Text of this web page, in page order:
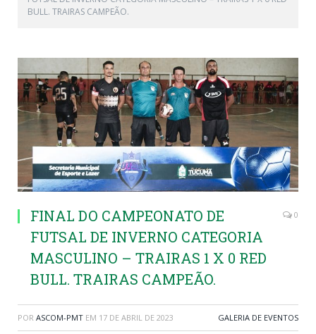
BULL. TRAIRAS CAMPEÃO.
FINAL DO CAMPEONATO DE
FUTSAL DE INVERNO CATEGORIA
MASCULINO – TRAIRAS 1 X 0 RED
BULL. TRAIRAS CAMPEÃO.
0
POR ASCOM-PMT EM 17 DE ABRIL DE 2023 GALERIA DE EVENTOS